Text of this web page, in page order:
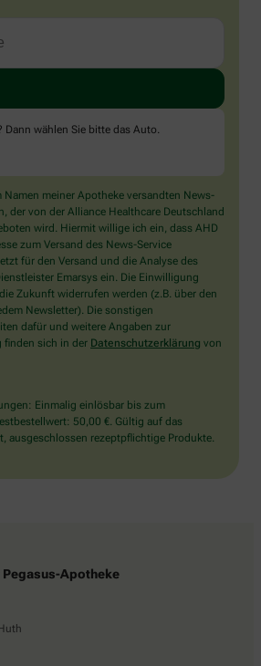
Dann wählen Sie bitte das Auto.
Namen meiner Apotheke versandten News-
der von der Alliance Healthcare Deutschland
wird. Hiermit willige ich ein, dass AHD
zum Versand des News-Service
für den Versand und die Analyse des
Emarsys ein. Die Einwilligung
Zukunft widerrufen werden (z.B. über den
Newsletter). Die sonstigen
dafür und weitere Angaben zur
finden sich in der Datenschutzerklärung von
Einmalig einlösbar bis zum
50,00 €. Gültig auf das
ausgeschlossen rezeptpflichtige Produkte.
Apotheke